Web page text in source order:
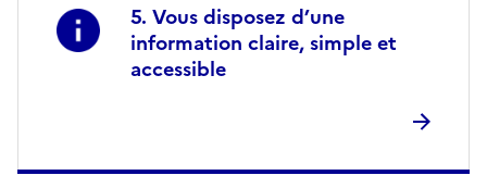
Vous disposez d’une
information claire, simple et
accessible